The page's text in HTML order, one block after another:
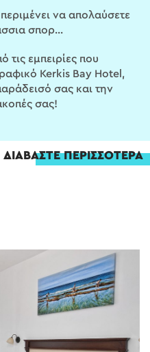
να απολαύσετε
σπορ...
τις εμπειρίες που
Kerkis Bay Hotel,
σας και την
σας!
ΔΙΑΒΑΣΤΕ ΠΕΡΙΣΣΟΤΕΡΑ